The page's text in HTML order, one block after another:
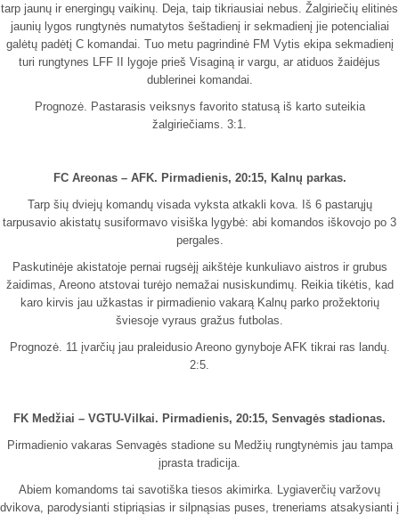
tarp jaunų ir energingų vaikinų. Deja, taip tikriausiai nebus. Žalgiriečių elitinės
jaunių lygos rungtynės numatytos šeštadienį ir sekmadienį jie potencialiai
galėtų padėtį C komandai. Tuo metu pagrindinė FM Vytis ekipa sekmadienį
turi rungtynes LFF II lygoje prieš Visaginą ir vargu, ar atiduos žaidėjus
dublerinei komandai.
Prognozė. Pastarasis veiksnys favorito statusą iš karto suteikia
žalgiriečiams. 3:1.
FC Areonas – AFK. Pirmadienis, 20:15, Kalnų parkas.
Tarp šių dviejų komandų visada vyksta atkakli kova. Iš 6 pastarųjų
tarpusavio akistatų susiformavo visiška lygybė: abi komandos iškovojo po 3
pergales.
Paskutinėje akistatoje pernai rugsėjį aikštėje kunkuliavo aistros ir grubus
žaidimas, Areono atstovai turėjo nemažai nusiskundimų. Reikia tikėtis, kad
karo kirvis jau užkastas ir pirmadienio vakarą Kalnų parko prožektorių
šviesoje vyraus gražus futbolas.
Prognozė. 11 įvarčių jau praleidusio Areono gynyboje AFK tikrai ras landų.
2:5.
FK Medžiai – VGTU-Vilkai. Pirmadienis, 20:15, Senvagės stadionas.
Pirmadienio vakaras Senvagės stadione su Medžių rungtynėmis jau tampa
įprasta tradicija.
Abiem komandoms tai savotiška tiesos akimirka. Lygiaverčių varžovų
dvikova, parodysianti stipriąsias ir silpnąsias puses, treneriams atsakysianti į